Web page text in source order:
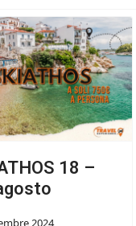
18 –
2024